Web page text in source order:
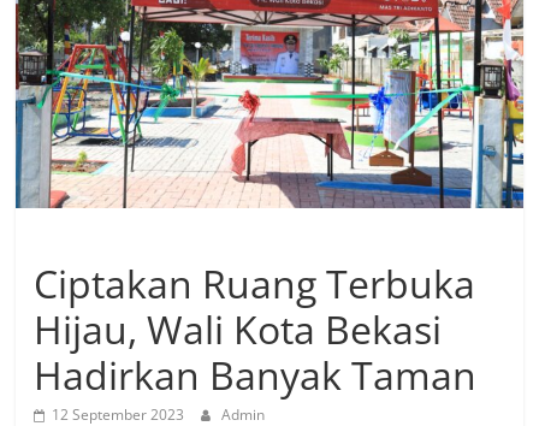
Ciptakan Ruang Terbuka
Hijau, Wali Kota Bekasi
Hadirkan Banyak Taman
12 September 2023 Admin